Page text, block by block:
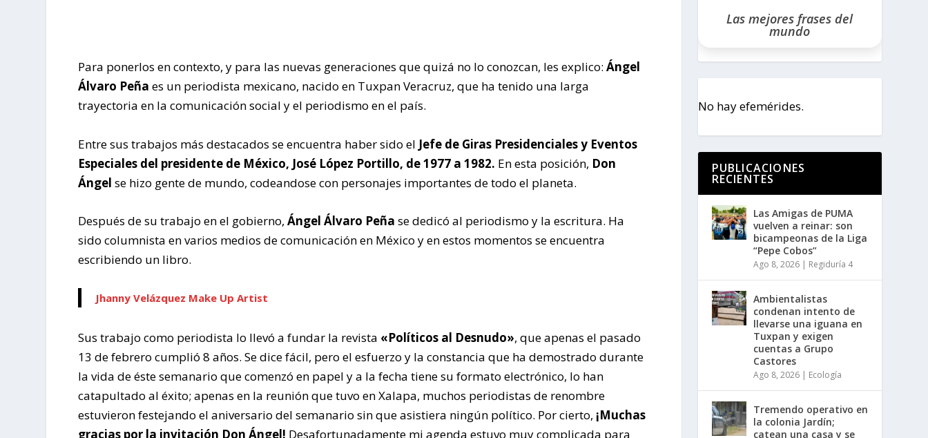
Para ponerlos en contexto, y para las nuevas generaciones que quizá no lo conozcan, les explico:Ángel
Álvaro Peña es un periodista mexicano, nacido en Tuxpan Veracruz, que ha tenido una larga
trayectoria en la comunicación social y el periodismo en el país.
Entre sus trabajos más destacados se encuentra haber sido el Jefe de Giras Presidenciales y Eventos
Especiales del presidente de México, José López Portillo, de 1977 a 1982. En esta posición, Don
Ángel se hizo gente de mundo, codeandose con personajes importantes de todo el planeta.
Después de su trabajo en el gobierno,Ángel Álvaro Peña se dedicó al periodismo y la escritura. Ha
sido columnista en varios medios de comunicación en México y en estos momentos se encuentra
escribiendo un libro.
Jhanny Velázquez Make Up Artist
Sus trabajo como periodista lo llevó a fundar la revista «Políticos al Desnudo», que apenas el pasado
13 de febrero cumplió 8 años. Se dice fácil, pero el esfuerzo y la constancia que ha demostrado durante
la vida de éste semanario que comenzó en papel y a la fecha tiene su formato electrónico, lo han
catapultado al éxito; apenas en la reunión que tuvo en Xalapa, muchos periodistas de renombre
estuvieron festejando el aniversario del semanario sin que asistiera ningún político. Por cierto, ¡Muchas
gracias por la invitación Don Ángel! Desafortunadamente mi agenda estuvo muy complicada para
Las mejores frases del
mundo
No hay efemérides.
PUBLICACIONES
RECIENTES
Las Amigas de PUMA
vuelven a reinar: son
bicampeonas de la Liga
“Pepe Cobos”
Ago 8, 2026| Regiduría 4
Ambientalistas
condenan intento de
llevarse una iguana en
Tuxpan y exigen
cuentas a Grupo
Castores
Ago 8, 2026| Ecología
Tremendo operativo en
la colonia Jardín;
catean una casa y se